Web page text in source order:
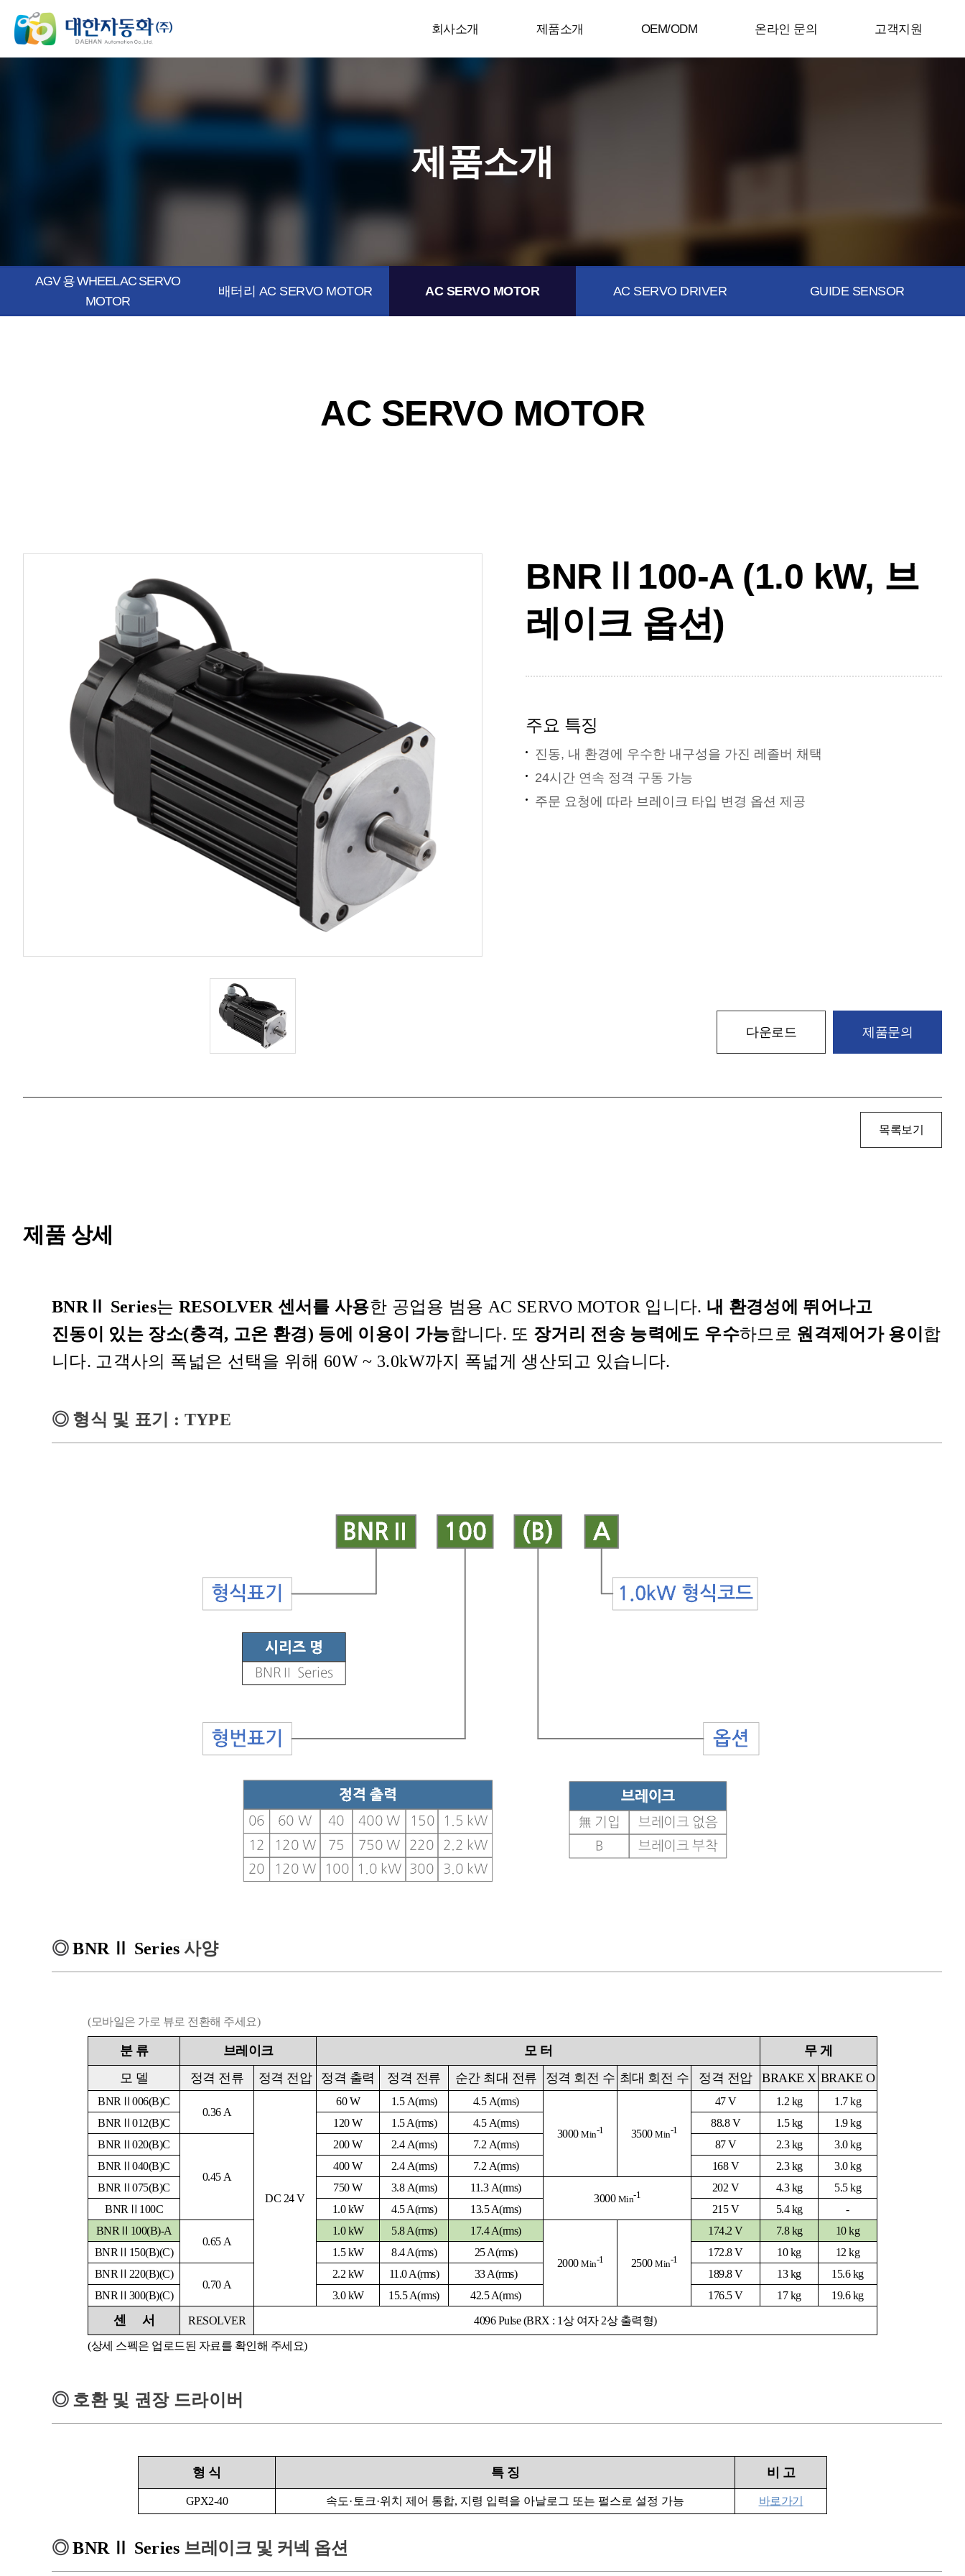
회사소개 제품소개 OEM/ODM 온라인 문의 고객지원
제품소개
AGV 용 WHEEL AC SERVO
MOTOR
배터리 AC SERVO MOTOR AC SERVO MOTOR AC SERVO DRIVER GUIDE SENSOR
AC SERVO MOTOR
BNRⅡ100-A (1.0 kW, 브
레이크 옵션)
주요 특징
진동, 내 환경에 우수한 내구성을 가진 레졸버 채택
24시간 연속 정격 구동 가능
주문 요청에 따라 브레이크 타입 변경 옵션 제공
다운로드 제품문의
목록보기
제품 상세
BNRⅡ Series는 RESOLVER 센서를 사용한 공업용 범용 AC SERVO MOTOR 입니다. 내 환경성에 뛰어나고
진동이 있는 장소(충격, 고온 환경) 등에 이용이 가능합니다. 또 장거리 전송 능력에도 우수하므로 원격제어가 용이 합
니다. 고객사의 폭넓은 선택을 위해 60W ~ 3.0kW까지 폭넓게 생산되고 있습니다.
◎ 형식 및 표기 : TYPE
◎BNR Series 사양
(모바일은 가로 뷰로 전환해 주세요)
분 류 브레이크 모 터
무 게
모 델 정격 전류 정격 전압 정격 출력 정격 전류 순간 최대 전류 정격 회전 수 최대 회전 수 정격 전압 BRAKE X BRAKE O
BNRⅡ006(B)C
0.36 A
DC 24 V
60 W 1.5 A(rms) 4.5 A(rms)
3000 Min-1 3500 Min-1
47 V 1.2 kg
1.7 kg
BNRⅡ012(B)C
120 W 1.5 A(rms) 4.5 A(rms) 88.8 V 1.5 kg
1.9 kg
BNRⅡ020(B)C
0.45 A
200 W 2.4 A(rms) 7.2 A(rms) 87 V 2.3 kg
3.0 kg
BNRⅡ040(B)C
400 W 2.4 A(rms) 7.2 A(rms) 168 V 2.3 kg
3.0 kg
BNRⅡ075(B)C
750 W 3.8 A(rms) 11.3 A(rms)
3000 Min-1
202 V 4.3 kg
5.5 kg
BNRⅡ100C
1.0 kW 4.5 A(rms) 13.5 A(rms) 215 V 5.4 kg
-
BNRⅡ100(B)-A
0.65 A
1.0 kW 5.8 A(rms) 17.4 A(rms)
2000 Min-1 2500 Min-1
174.2 V 7.8 kg
10 kg
BNRⅡ150(B)(C)
1.5 kW 8.4 A(rms) 25 A(rms) 172.8 V 10 kg
12 kg
BNRⅡ220(B)(C)
0.70 A
2.2 kW 11.0 A(rms) 33 A(rms) 189.8 V 13 kg
15.6 kg
BNRⅡ300(B)(C)
3.0 kW 15.5 A(rms) 42.5 A(rms) 176.5 V 17 kg 19.6 kg
센 서 RESOLVER 4096Pulse (BRX : 1상 여자 2상 출력형)
(상세 스펙은 업로드된 자료를 확인해 주세요)
◎ 호환 및 권장 드라이버
형 식 특 징 비 고
GPX2-40 속도· 토크·위치 제어 통합, 지령 입력을 아날로그 또는 펄스로 설정 가능 바로가기
◎BNR Series 브레이크 및 커넥 옵션